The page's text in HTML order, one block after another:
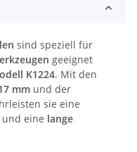
sind speziell für
geeignet
K1224. Mit den
mm und der
sie eine
und eine lange